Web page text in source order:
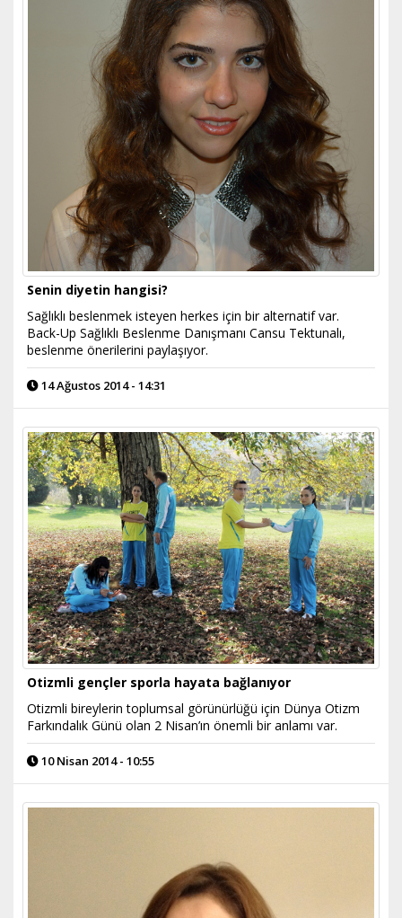
Senin diyetin hangisi?
Sağlıklı beslenmek isteyen herkes için bir alternatif var.
Back-Up Sağlıklı Beslenme Danışmanı Cansu Tektunalı,
beslenme önerilerini paylaşıyor.
14 Ağustos 2014 - 14:31
Otizmli gençler sporla hayata bağlanıyor
Otizmli bireylerin toplumsal görünürlüğü için Dünya Otizm
Farkındalık Günü olan 2 Nisan’ın önemli bir anlamı var.
10 Nisan 2014 - 10:55